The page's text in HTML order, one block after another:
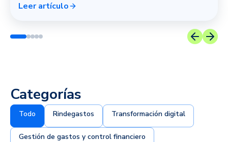
Leer artículo
Categorías
Todo Rindegastos Transformación digital
Gestión de gastos y control financiero